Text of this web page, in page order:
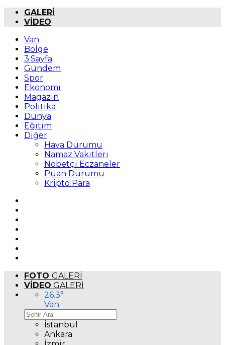
GALERİ
VİDEO
Van
Bölge
3.Sayfa
Gündem
Spor
Ekonomi
Magazin
Politika
Dünya
Eğitim
Diğer
Hava Durumu
Namaz Vakitleri
Nöbetçi Eczaneler
Puan Durumu
Kripto Para
FOTO GALERİ
VİDEO GALERİ
26.3°
Van
İstanbul
Ankara